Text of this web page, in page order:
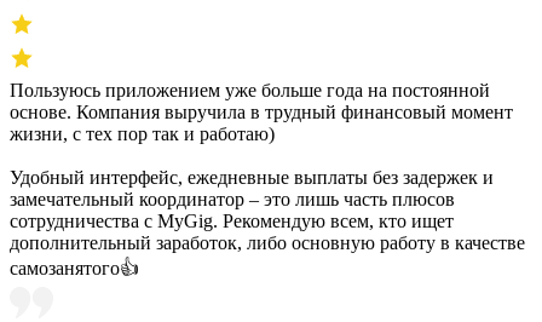
Пользуюсь приложением уже больше года на постоянной
основе. Компания выручила в трудный финансовый момент
жизни, с тех пор так и работаю)
Удобный интерфейс, ежедневные выплаты без задержек и
замечательный координатор – это лишь часть плюсов
сотрудничества с MyGig. Рекомендую всем, кто ищет
дополнительный заработок, либо основную работу в качестве
самозанятого👍